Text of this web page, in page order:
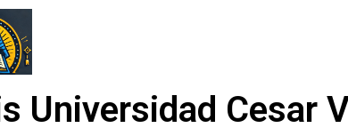
Universidad Cesar